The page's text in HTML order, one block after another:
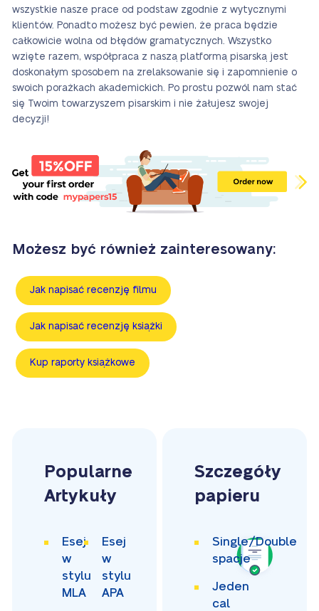
wszystkie nasze prace od podstaw zgodnie z wytycznymi
klientów. Ponadto możesz być pewien, że praca będzie
całkowicie wolna od błędów gramatycznych. Wszystko
wzięte razem, współpraca z naszą platformą pisarską jest
doskonałym sposobem na zrelaksowanie się i zapomnienie o
swoich porażkach akademickich. Po prostu pozwól nam stać
się Twoim towarzyszem pisarskim i nie żałujesz swojej
decyzji!
Możesz być również zainteresowany:
Jak napisać recenzję filmu
Jak napisać recenzję książki
Kup raporty książkowe
Popularne
Artykuły
Esej
w
stylu
MLA
Esej
w
stylu
APA
Szczegóły
papieru
Single/Double
spacje
Jeden
cal